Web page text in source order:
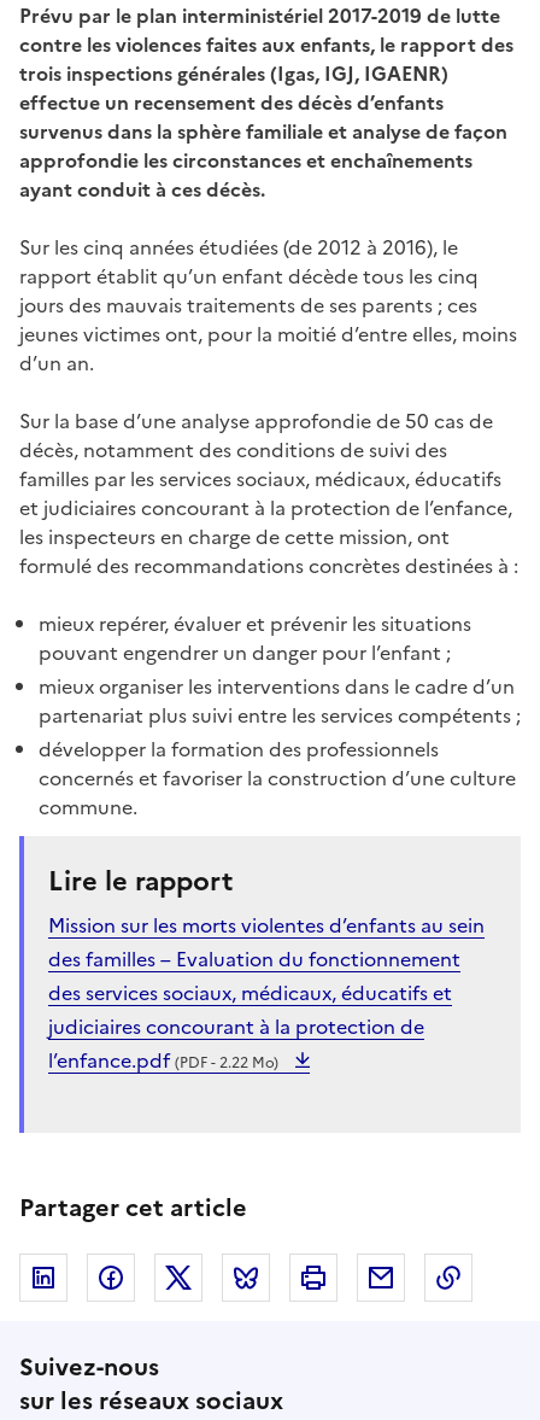
Prévu par le plan interministériel 2017-2019 de lutte
contre les violences faites aux enfants, le rapport des
trois inspections générales (Igas, IGJ, IGAENR)
effectue un recensement des décès d’enfants
survenus dans la sphère familiale et analyse de façon
approfondie les circonstances et enchaînements
ayant conduit à ces décès.
Sur les cinq années étudiées (de 2012 à 2016), le
rapport établit qu’un enfant décède tous les cinq
jours des mauvais traitements de ses parents ; ces
jeunes victimes ont, pour la moitié d’entre elles, moins
d’un an.
Sur la base d’une analyse approfondie de 50 cas de
décès, notamment des conditions de suivi des
familles par les services sociaux, médicaux, éducatifs
et judiciaires concourant à la protection de l’enfance,
les inspecteurs en charge de cette mission, ont
formulé des recommandations concrètes destinées à :
mieux repérer, évaluer et prévenir les situations
pouvant engendrer un danger pour l’enfant ;
mieux organiser les interventions dans le cadre d’un
partenariat plus suivi entre les services compétents ;
développer la formation des professionnels
concernés et favoriser la construction d’une culture
commune.
Lire le rapport
Mission sur les morts violentes d’enfants au sein
des familles – Evaluation du fonctionnement
des services sociaux, médicaux, éducatifs et
judiciaires concourant à la protection de
l’enfance.pdf(PDF - 2.22 Mo)
Partager cet article
Linkedin FacebookTwitter Bluesky Imprimer Courriel
Suivez-nous
sur les réseaux sociaux